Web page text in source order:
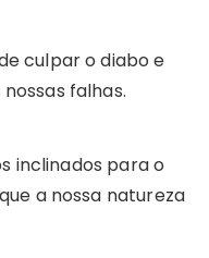
culpar o diabo e
falhas.
inclinados para o
a nossa natureza